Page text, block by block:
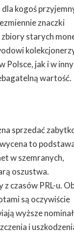
kogoś
znaczki
starych
Polsce, jak i w
wartość.
sprzedać
to
w szemranych,
oszustwa.
czasów PRL-u.
są oczywiście
wyższe
i